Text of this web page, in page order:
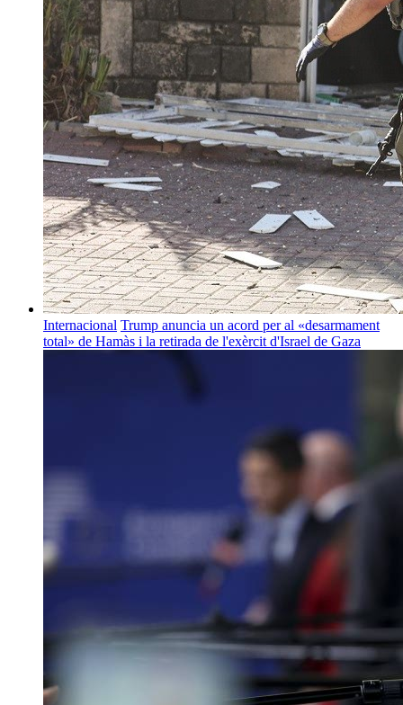
Internacional Trump anuncia un acord per al «desarmament
total» de Hamàs i la retirada de l'exèrcit d'Israel de Gaza